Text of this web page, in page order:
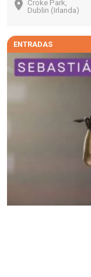
Croke Park,
Dublin (Irlanda)
ENTRADAS